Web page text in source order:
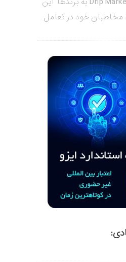
مخاطبان خود در تعامل